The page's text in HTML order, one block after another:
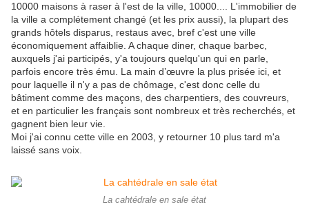
10000 maisons à raser à l'est de la ville, 10000.... L'immobilier de
la ville a complétement changé (et les prix aussi), la plupart des
grands hôtels disparus, restaus avec, bref c'est une ville
économiquement affaiblie. A chaque diner, chaque barbec,
auxquels j'ai participés, y'a toujours quelqu'un qui en parle,
parfois encore très ému. La main d’œuvre la plus prisée ici, et
pour laquelle il n'y a pas de chômage, c'est donc celle du
bâtiment comme des maçons, des charpentiers, des couvreurs,
et en particulier les français sont nombreux et très recherchés, et
gagnent bien leur vie.
Moi j'ai connu cette ville en 2003, y retourner 10 plus tard m'a
laissé sans voix.
La cahtédrale en sale état